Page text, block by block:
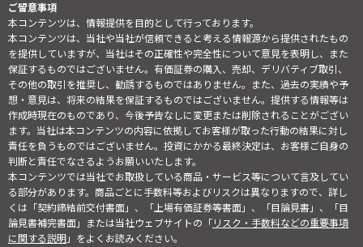
ご留意事項
本コンテンツは、情報提供を目的として行っております。
本コンテンツは、当社や当社が信頼できると考える情報源から提供されたもの
を提供していますが、当社はその正確性や完全性について意見を表明し、また
保証するものではございません。有価証券の購入、売却、デリバティブ取引、
その他の取引を推奨し、勧誘するものではありません。また、過去の実績や予
想・意見は、将来の結果を保証するものではございません。提供する情報等は
作成時現在のものであり、今後予告なしに変更または削除されることがござい
ます。当社は本コンテンツの内容に依拠してお客様が取った行動の結果に対し
責任を負うものではございません。投資にかかる最終決定は、お客様ご自身の
判断と責任でなさるようお願いいたします。
本コンテンツでは当社でお取扱している商品・サービス等について言及してい
る部分があります。商品ごとに手数料等およびリスクは異なりますので、詳し
くは「契約締結前交付書面」、「上場有価証券等書面」、「目論見書」、「目
論見書補完書面」または当社ウェブサイトの「リスク・手数料などの重要事項
に関する説明」をよくお読みください。